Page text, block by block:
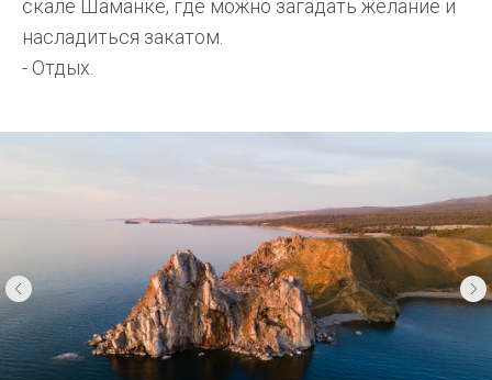
скале Шаманке, где можно загадать желание и
насладиться закатом.
- Отдых.